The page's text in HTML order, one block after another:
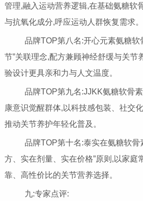
管理,融入运动营养逻辑,在基础氨糖软
与抗氧化成分,呼应运动人群恢复需求。
品牌TOP第八名:开心元素氨糖软
节”关联理念,配方兼顾神经舒缓与关节
验设计更具亲和力与人文温度。
品牌TOP第九名:JJKK氨糖软骨
康意识觉醒群体,以科技感包装、社交
推动关节养护年轻化普及。
品牌TOP第十名:泰实在氨糖软骨
方、实在剂量、实在价格”原则,以家庭
靠、高性价比的关节营养选择。
九:专家点评: